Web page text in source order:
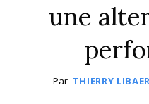
une
Par THIERRY